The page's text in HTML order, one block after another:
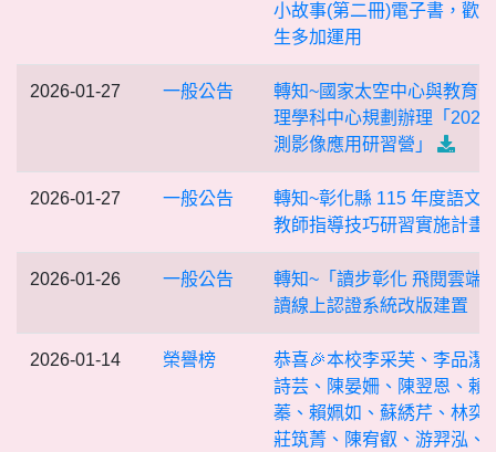
小故事(第二冊)電子書，歡
生多加運用
2026-01-27 一般公告
轉知~國家太空中心與教育
理學科中心規劃辦理「2026
測影像應用研習營」
2026-01-27 一般公告
轉知~彰化縣 115 年度語文
教師指導技巧研習實施計畫
2026-01-26 一般公告
轉知~「讀步彰化 飛閱雲端
讀線上認證系統改版建置
2026-01-14 榮譽榜
恭喜🎉本校李采芙、李品潔
詩芸、陳晏姍、陳翌恩、賴
蓁、賴姵如、蘇綉芹、林奕
莊筑菁、陳宥叡、游羿泓、